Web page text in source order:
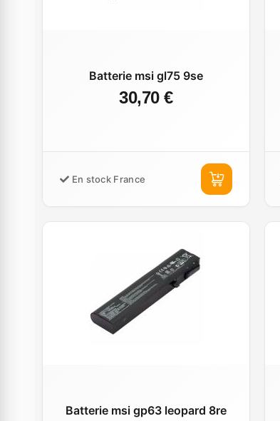
Batterie msi gl75 9se
30,70 €
En stock France
Batterie msi gp63 leopard 8re